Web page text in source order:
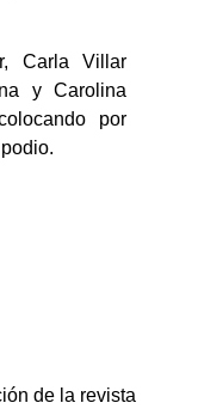
Carla Villar
y Carolina
por
de la revista